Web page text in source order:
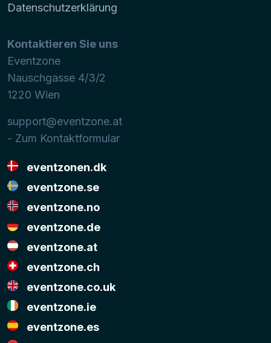
Datenschutzerklärung
Kontaktieren Sie uns
Eventzone
Nauschgasse 4/3/2
1220 Wien
support@eventzone.at
- Zum Kontaktformular
eventzonen.dk
eventzone.se
eventzone.no
eventzone.de
eventzone.at
eventzone.ch
eventzone.co.uk
eventzone.ie
eventzone.es